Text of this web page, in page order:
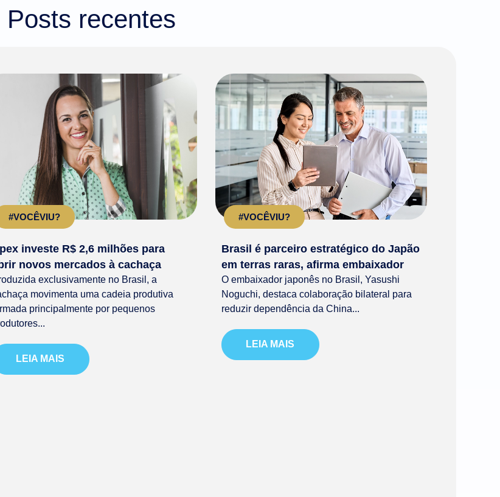
Posts recentes
#VOCÊVIU?
investe R$ 2,6 milhões para
novos mercados à cachaça
exclusivamente no Brasil, a
movimenta uma cadeia produtiva
principalmente por pequenos
LEIA MAIS
#VOCÊVIU?
Brasil é parceiro estratégico do Japão
em terras raras, afirma embaixador
O embaixador japonês no Brasil, Yasushi
Noguchi, destaca colaboração bilateral para
reduzir dependência da China...
LEIA MAIS